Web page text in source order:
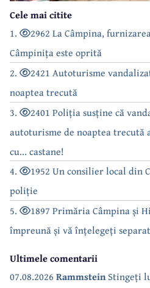
Cele mai citite
1.
2962 La Câmpina,
Câmpinița este oprită
2.
2421 Autoturisme
noaptea trecută
3.
2401 Poliția susține că
autoturisme de noaptea trecută
cu... castane!
4.
1952 Un consilier local din
poliție
5.
1897 Primăria Câmpina și
împreună și vă înțelegeți
Ultimele comentarii
07.08.2026 RammsteinStingeți